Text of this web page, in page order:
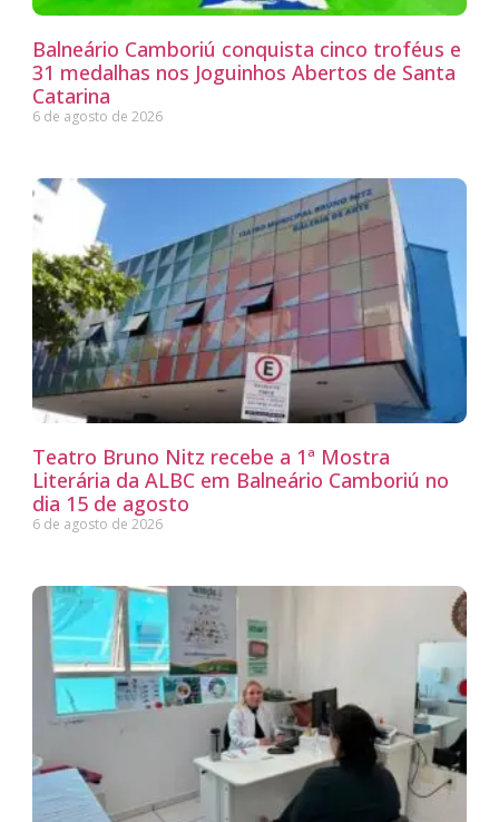
Balneário Camboriú conquista cinco troféus e
31 medalhas nos Joguinhos Abertos de Santa
Catarina
6 de agosto de 2026
Teatro Bruno Nitz recebe a 1ª Mostra
Literária da ALBC em Balneário Camboriú no
dia 15 de agosto
6 de agosto de 2026